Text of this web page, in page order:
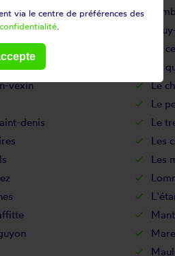
école
La
La
vexin
Le
Le
denis
Le
Les
Les
via le centre de préférences des